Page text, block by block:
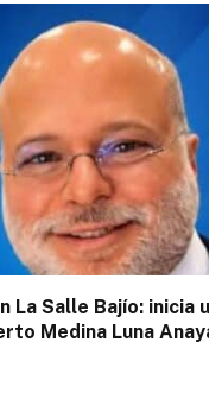
La Salle Bajío: inicia
Medina Luna